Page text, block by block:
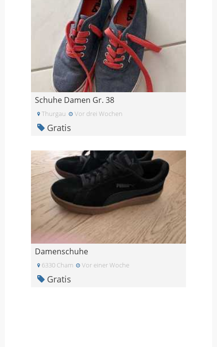
Schuhe Damen Gr. 38
Thurgau Vor drei Wochen
Gratis
Damenschuhe
6330 Cham Vor einer Woche
Gratis